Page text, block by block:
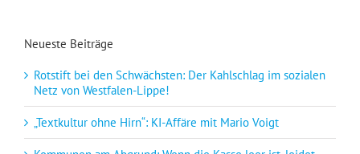
Neueste Beiträge
Rotstift bei den Schwächsten: Der Kahlschlag im sozialen
Netz von Westfalen-Lippe!
„Textkultur ohne Hirn“: KI-Affäre mit Mario Voigt